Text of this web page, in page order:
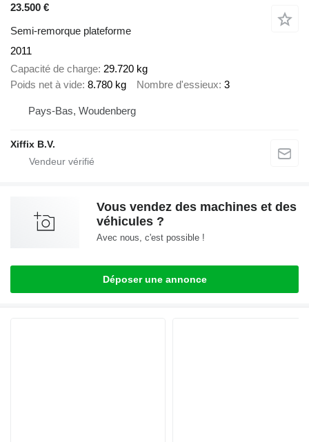
23.500 €
Semi-remorque plateforme
2011
Capacité de charge 29.720 kg
Poids net à vide 8.780 kg Nombre d'essieux 3
Pays-Bas, Woudenberg
Xiffix B.V.
Vous vendez des machines et des
véhicules ?
Avec nous, c'est possible !
Déposer une annonce